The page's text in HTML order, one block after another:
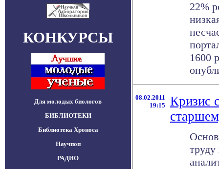
КОНКУРСЫ
Для молодых биологов
БИБЛИОТЕКИ
Библиотека Хроноса
Научпоп
РАДИО
22%
1600
08.02.2011
19:15
Кризис